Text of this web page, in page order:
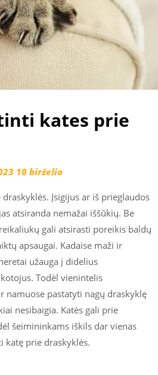
kates prie
10 birželio
Įsigijus ar iš prieglaudos
atsiranda nemažai iššūkių. Be
gali atsirasti poreikis baldų
apsaugai. Kadaise maži ir
užauga į didelius
Todėl vienintelis
namuose pastatyti nagų draskyklę
nesibaigia. Katės gali prie
šeimininkams iškils dar vienas
katę prie draskyklės.